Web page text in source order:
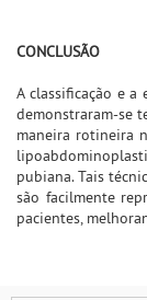
CONCLUSÃO
A classificação e
demonstraram-se
maneira rotineira
pubiana. Tais
são facilmente
pacientes,